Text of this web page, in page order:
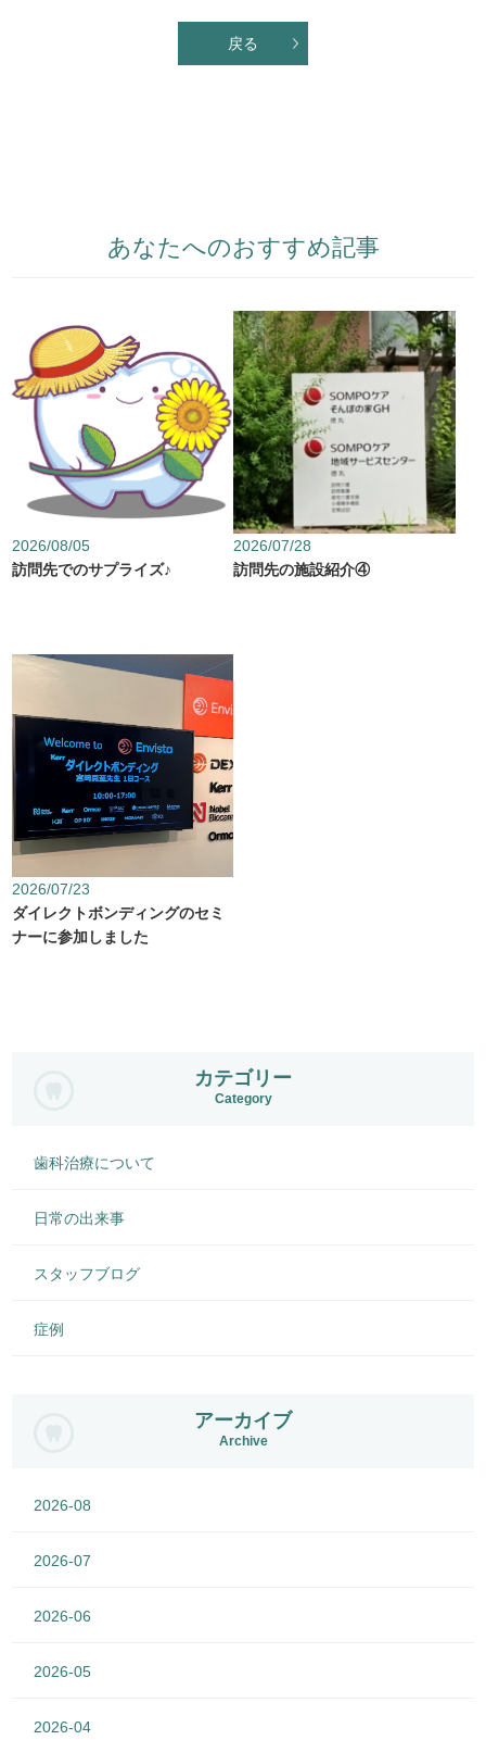
戻る
あなたへのおすすめ記事
2026/08/05
訪問先でのサプライズ♪
2026/07/28
訪問先の施設紹介④
2026/07/23
ダイレクトボンディングのセミ
ナーに参加しました
カテゴリー
Category
歯科治療について
日常の出来事
スタッフブログ
症例
アーカイブ
Archive
2026-08
2026-07
2026-06
2026-05
2026-04